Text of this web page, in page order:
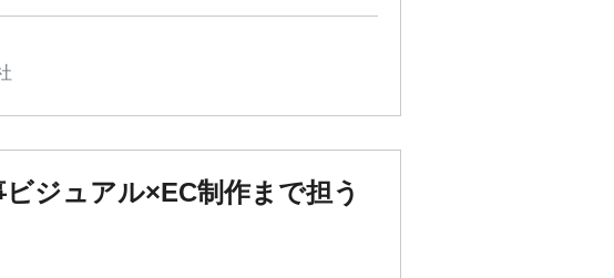
ジュアル×EC制作まで担う